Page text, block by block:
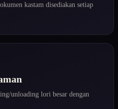
kastam disediakan setiap
unloading lori besar dengan